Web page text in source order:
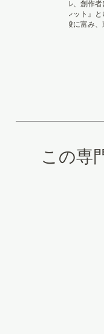
ル、創作
レット』
唆に富み
この専